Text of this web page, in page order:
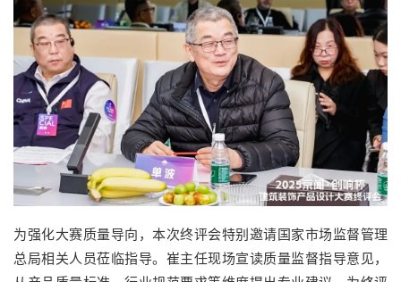
为强化大赛质量导向，本次终评会特别邀请国家市场监督管理
总局相关人员莅临指导。崔主任现场宣读质量监督指导意见，